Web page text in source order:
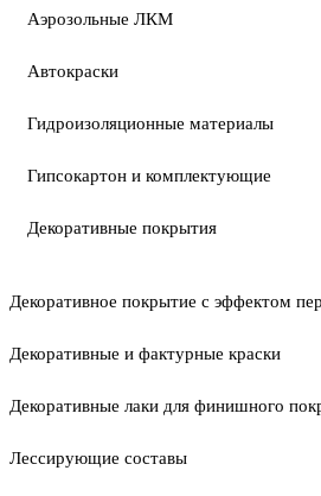
Аэрозольные ЛКМ
Автокраски
Гидроизоляционные материалы
Гипсокартон и комплектующие
Декоративные покрытия
Декоративное покрытие с эффектом
Декоративные и фактурные краски
Декоративные лаки для финишного
Лессирующие составы